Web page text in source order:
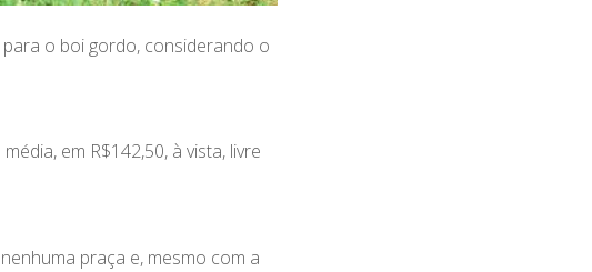
o boi gordo, considerando o
em R$142,50, à vista, livre
praça e, mesmo com a